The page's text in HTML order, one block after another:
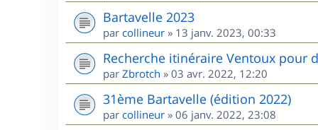
Bartavelle 2023
par collineur » 13 janv. 2023, 00:33
Recherche itinéraire Ventoux pour
par Zbrotch » 03 avr. 2022, 12:20
31ème Bartavelle (édition 2022)
par collineur » 06 janv. 2022, 23:08